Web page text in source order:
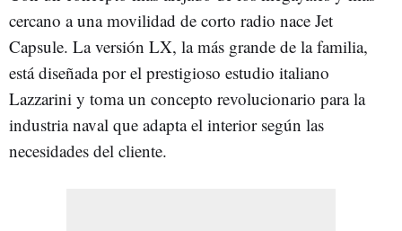
cercano a una movilidad de corto radio nace Jet
Capsule. La versión LX, la más grande de la familia,
está diseñada por el prestigioso estudio italiano
Lazzarini y toma un concepto revolucionario para la
industria naval que adapta el interior según las
necesidades del cliente.